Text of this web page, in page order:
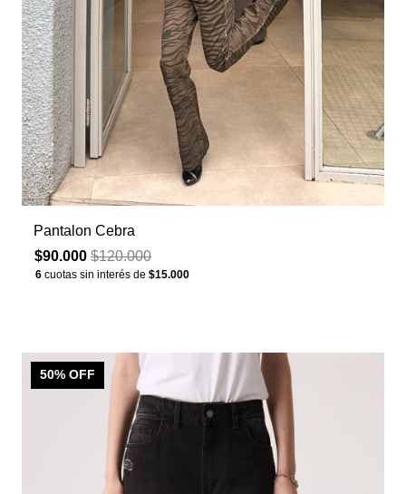
Pantalon Cebra
$90.000 $120.000
6 cuotas sin interés de $15.000
50% OFF